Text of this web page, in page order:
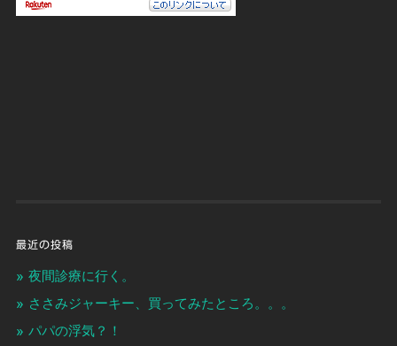
最近の投稿
夜間診療に行く。
ささみジャーキー、買ってみたところ。。。
パパの浮気？！